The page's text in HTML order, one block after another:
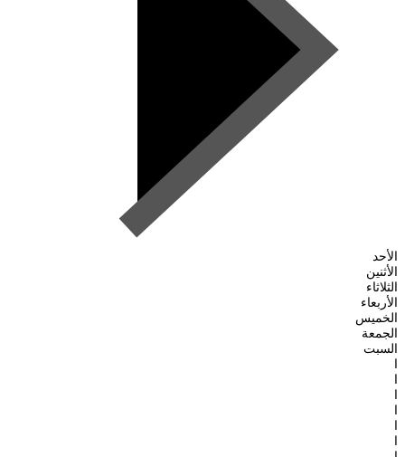
الأحد
الأثنين
الثلاثاء
الأربعاء
الخميس
الجمعة
السبت